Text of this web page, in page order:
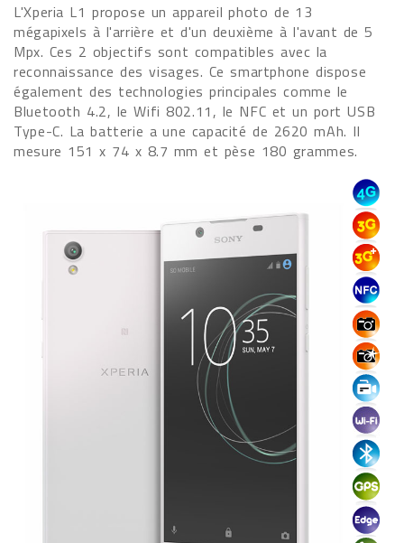
L'Xperia L1 propose un appareil photo de 13
mégapixels à l'arrière et d'un deuxième à l'avant de 5
Mpx. Ces 2 objectifs sont compatibles avec la
reconnaissance des visages. Ce smartphone dispose
également des technologies principales comme le
Bluetooth 4.2, le Wifi 802.11, le NFC et un port USB
Type-C. La batterie a une capacité de 2620 mAh. Il
mesure 151 x 74 x 8.7 mm et pèse 180 grammes.